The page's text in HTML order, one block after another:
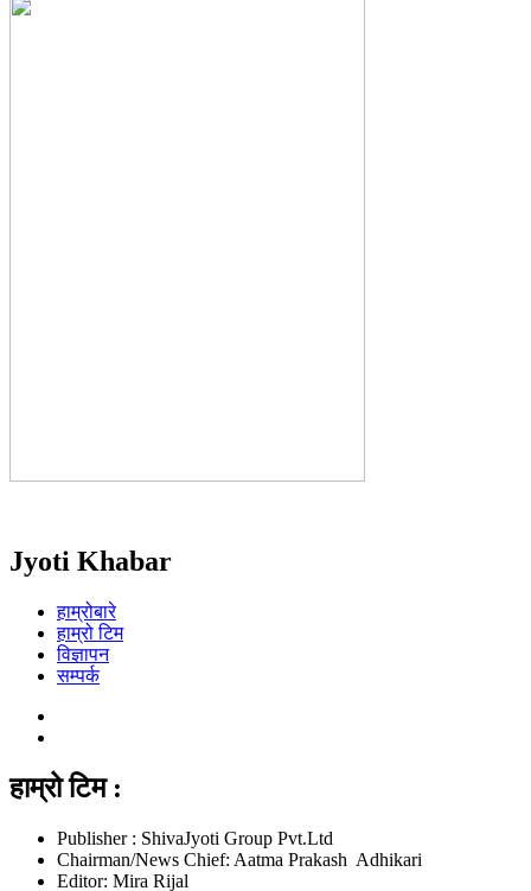
Jyoti Khabar
हाम्रोबारे
हाम्रो टिम
विज्ञापन
सम्पर्क
हाम्रो टिम :
Publisher : ShivaJyoti Group Pvt.Ltd
Chairman/News Chief: Aatma Prakash Adhikari
Editor: Mira Rijal